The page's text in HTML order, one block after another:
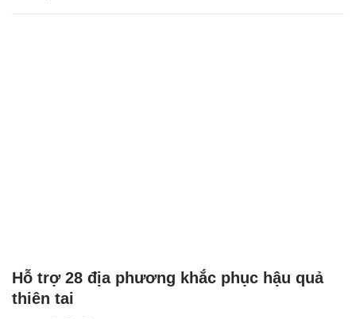
Hỗ trợ 28 địa phương khắc phục hậu quả
thiên tai